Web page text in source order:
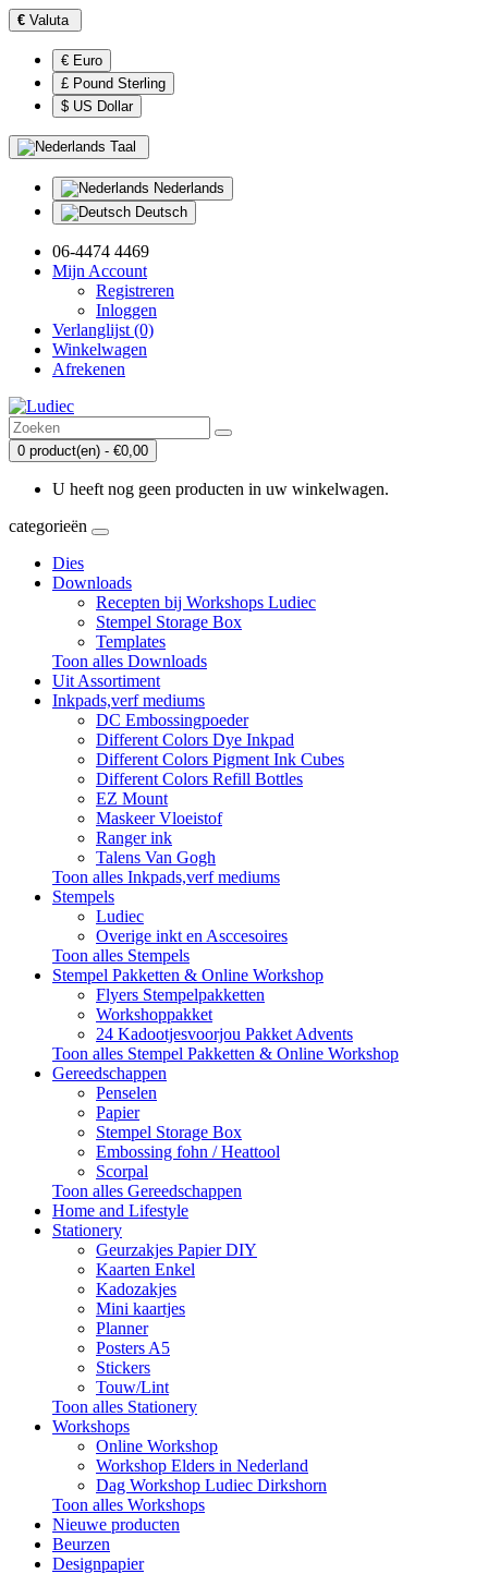
€ Valuta
€ Euro
£ Pound Sterling
$ US Dollar
Taal
Nederlands
Deutsch
06-4474 4469
Mijn Account
Registreren
Inloggen
Verlanglijst (0)
Winkelwagen
Afrekenen
0 product(en) - €0,00
U heeft nog geen producten in uw winkelwagen.
categorieën
Dies
Downloads
Recepten bij Workshops Ludiec
Stempel Storage Box
Templates
Toon alles Downloads
Uit Assortiment
Inkpads,verf mediums
DC Embossingpoeder
Different Colors Dye Inkpad
Different Colors Pigment Ink Cubes
Different Colors Refill Bottles
EZ Mount
Maskeer Vloeistof
Ranger ink
Talens Van Gogh
Toon alles Inkpads,verf mediums
Stempels
Ludiec
Overige inkt en Asccesoires
Toon alles Stempels
Stempel Pakketten & Online Workshop
Flyers Stempelpakketten
Workshoppakket
24 Kadootjesvoorjou Pakket Advents
Toon alles Stempel Pakketten & Online Workshop
Gereedschappen
Penselen
Papier
Stempel Storage Box
Embossing fohn / Heattool
Scorpal
Toon alles Gereedschappen
Home and Lifestyle
Stationery
Geurzakjes Papier DIY
Kaarten Enkel
Kadozakjes
Mini kaartjes
Planner
Posters A5
Stickers
Touw/Lint
Toon alles Stationery
Workshops
Online Workshop
Workshop Elders in Nederland
Dag Workshop Ludiec Dirkshorn
Toon alles Workshops
Nieuwe producten
Beurzen
Designpapier